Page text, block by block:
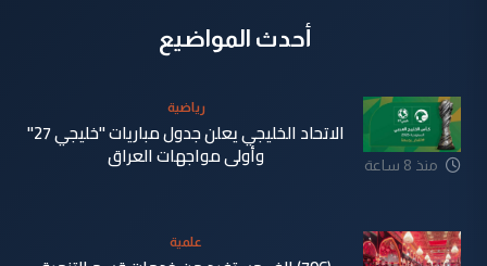
أحدث المواضيع
منذ 8 ساعة
رياضية
الاتحاد الخليجي يعلن جدول مباريات "خليجي 27"
وأولى مواجهات العراق
علمية